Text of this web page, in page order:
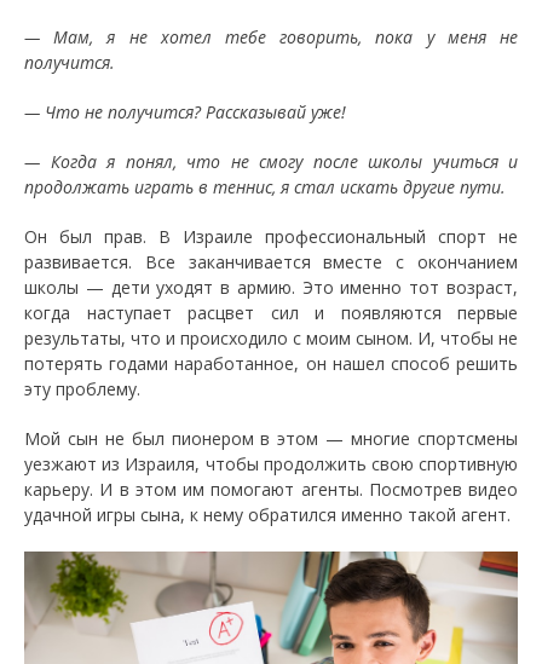
— Мам, я не хотел тебе говорить, пока у меня не
получится.
— Что не получится? Рассказывай уже!
— Когда я понял, что не смогу после школы учиться и
продолжать играть в теннис, я стал искать другие пути.
Он был прав. В Израиле профессиональный спорт не
развивается. Все заканчивается вместе с окончанием
школы — дети уходят в армию. Это именно тот возраст,
когда наступает расцвет сил и появляются первые
результаты, что и происходило с моим сыном. И, чтобы не
потерять годами наработанное, он нашел способ решить
эту проблему.
Мой сын не был пионером в этом — многие спортсмены
уезжают из Израиля, чтобы продолжить свою спортивную
карьеру. И в этом им помогают агенты. Посмотрев видео
удачной игры сына, к нему обратился именно такой агент.